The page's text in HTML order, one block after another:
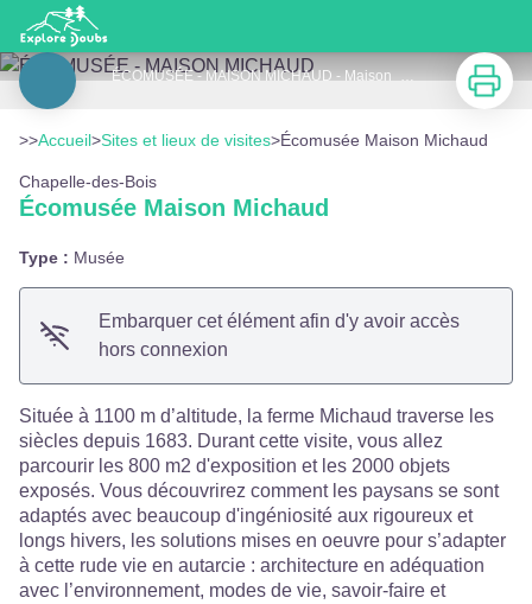
Écomusée Maison Michaud
ÉCOMUSÉE - MAISON MICHAUD - Maison_Michaud
Voir l'image en plein écran
Imprimer
>>Accueil>Sites et lieux de visites>Écomusée Maison Michaud
Chapelle-des-Bois
Écomusée Maison Michaud
Type : Musée
Embarquer cet élément afin d'y avoir accès
hors connexion
Située à 1100 m d’altitude, la ferme Michaud traverse les
siècles depuis 1683. Durant cette visite, vous allez
parcourir les 800 m2 d'exposition et les 2000 objets
exposés. Vous découvrirez comment les paysans se sont
adaptés avec beaucoup d'ingéniosité aux rigoureux et
longs hivers, les solutions mises en oeuvre pour s’adapter
à cette rude vie en autarcie : architecture en adéquation
avec l’environnement, modes de vie, savoir-faire et